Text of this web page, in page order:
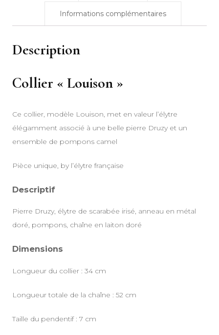
Informations complémentaires
Description
Collier « Louison »
Ce collier, modèle Louison, met en valeur l’élytre
élégamment associé à une belle pierre Druzy et un
ensemble de pompons camel
Pièce unique, by l’élytre française
Descriptif
Pierre Druzy, élytre de scarabée irisé, anneau en métal
doré, pompons, chaîne en laiton doré
Dimensions
Longueur du collier : 34 cm
Longueur totale de la chaîne : 52 cm
Taille du pendentif : 7 cm